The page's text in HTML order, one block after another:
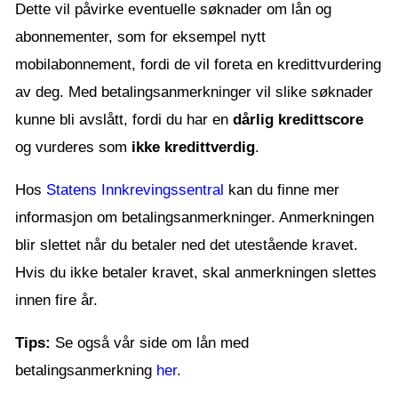
Dette vil påvirke eventuelle søknader om lån og
abonnementer, som for eksempel nytt
mobilabonnement, fordi de vil foreta en kredittvurdering
av deg. Med betalingsanmerkninger vil slike søknader
kunne bli avslått, fordi du har en dårlig kredittscore
og vurderes som ikke kredittverdig.
Hos Statens Innkrevingssentral kan du finne mer
informasjon om betalingsanmerkninger. Anmerkningen
blir slettet når du betaler ned det utestående kravet.
Hvis du ikke betaler kravet, skal anmerkningen slettes
innen fire år.
Tips: Se også vår side om lån med
betalingsanmerkning her.